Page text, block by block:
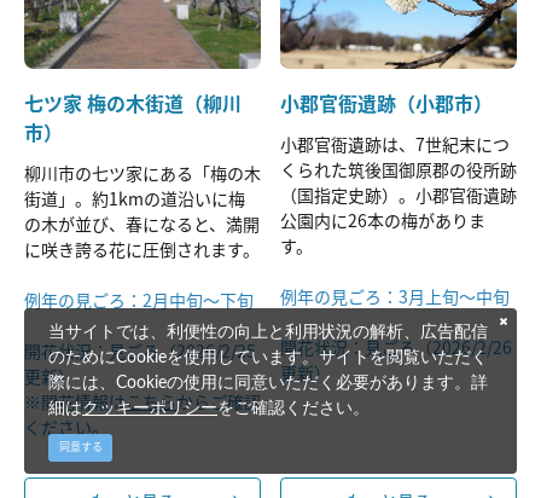
七ツ家 梅の木街道（柳川
市）
柳川市の七ツ家にある「梅の木
街道」。約1kmの道沿いに梅
の木が並び、春になると、満開
に咲き誇る花に圧倒されます。
例年の見ごろ：2月中旬～下旬
開花状況：見ごろ（2026/2/25
更新）
※開花情報はこちらからご確認
ください。
小郡官衙遺跡（小郡市）
小郡官衙遺跡は、7世紀末につ
くられた筑後国御原郡の役所跡
（国指定史跡）。小郡官衙遺跡
公園内に26本の梅がありま
す。
例年の見ごろ：3月上旬～中旬
開花状況：見ごろ（2026/2/26
更新）
当サイトでは、利便性の向上と利用状況の解析、広告配信
のためにCookieを使用しています。サイトを閲覧いただく
際には、Cookieの使用に同意いただく必要があります。詳
細はクッキーポリシーをご確認ください。
同意する